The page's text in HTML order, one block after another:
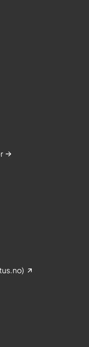
Norsk Idretts
of
M, Grün
S,
or
Achilles'
doi:
Acute
doi: